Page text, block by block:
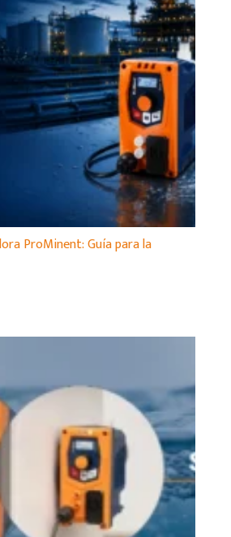
ProMinent: Guía para la